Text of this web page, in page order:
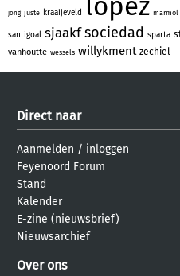
jong juste kraaijeveld marmol
santigoal sjaakfsociedad sparta
vanhoutte wessels willykment zechiel
Direct naar
Aanmelden / inloggen
Feyenoord Forum
Stand
Kalender
E-zine (nieuwsbrief)
Nieuwsarchief
Over ons